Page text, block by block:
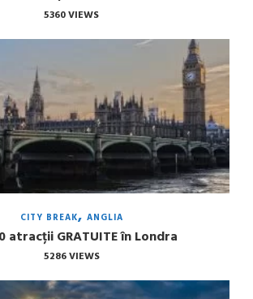
5360 VIEWS
CITY BREAK ANGLIA
atracții GRATUITE în Londra
5286 VIEWS